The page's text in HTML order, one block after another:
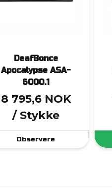
DeafBonce
Apocalypse ASA-
6000.1
8 795,6 NOK
/ Stykke
Observere